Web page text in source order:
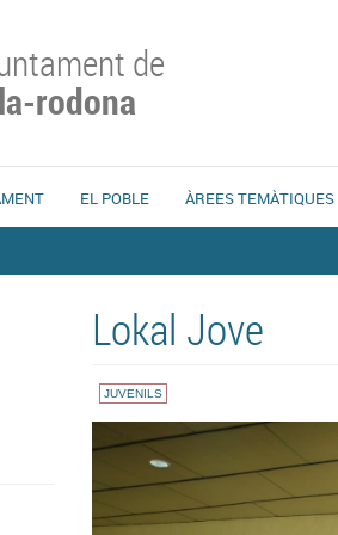
de
rodona
EL POBLE ÀREES TEMÀTIQUES
Lokal Jove
JUVENILS